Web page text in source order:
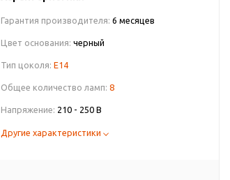
Гарантия производителя: 6 месяцев
Цвет основания: черный
Тип цоколя: E14
Общее количество ламп: 8
Напряжение: 210 - 250 В
Другие характеристики